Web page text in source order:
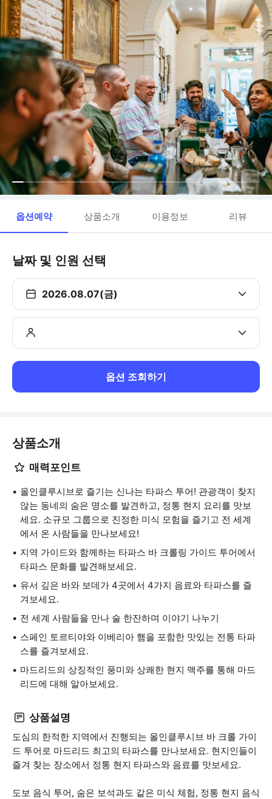
옵션예약 상품소개 이용정보 리뷰
날짜 및 인원 선택
2026.08.07(금)
옵션 조회하기
상품소개
매력포인트
올인클루시브로 즐기는 신나는 타파스 투어! 관광객이 찾지
않는 동네의 숨은 명소를 발견하고, 정통 현지 요리를 맛보
세요. 소규모 그룹으로 진정한 미식 모험을 즐기고 전 세계
에서 온 사람들을 만나보세요!
지역 가이드와 함께하는 타파스 바 크롤링 가이드 투어에서
타파스 문화를 발견해보세요.
유서 깊은 바와 보데가 4곳에서 4가지 음료와 타파스를 즐
겨보세요.
전 세계 사람들을 만나 술 한잔하며 이야기 나누기
스페인 토르티야와 이베리아 햄을 포함한 맛있는 전통 타파
스를 즐겨보세요.
마드리드의 상징적인 풍미와 상쾌한 현지 맥주를 통해 마드
리드에 대해 알아보세요.
상품설명
도심의 한적한 지역에서 진행되는 올인클루시브 바 크롤 가이
드 투어로 마드리드 최고의 타파스를 만나보세요. 현지인들이
즐겨 찾는 장소에서 정통 현지 타파스와 음료를 맛보세요.
도보 음식 투어, 숨은 보석과도 같은 미식 체험, 정통 현지 음식